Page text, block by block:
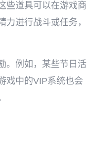
些道具可以在游戏商
进行战斗或任务，
。例如，某些节日活
戏中的VIP系统也会